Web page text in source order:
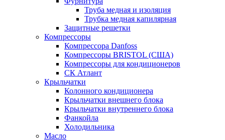
Труба медная и изоляция
Трубка медная капилярная
Защитные решетки
Компрессоры
Компрессора Danfoss
Компрессоры BRISTOL (США)
Компрессоры для кондиционеров
СК Атлант
Крыльчатки
Колонного кондиционера
Крыльчатки внешнего блока
Крыльчатки внутреннего блока
Фанкойла
Холодильника
Масло